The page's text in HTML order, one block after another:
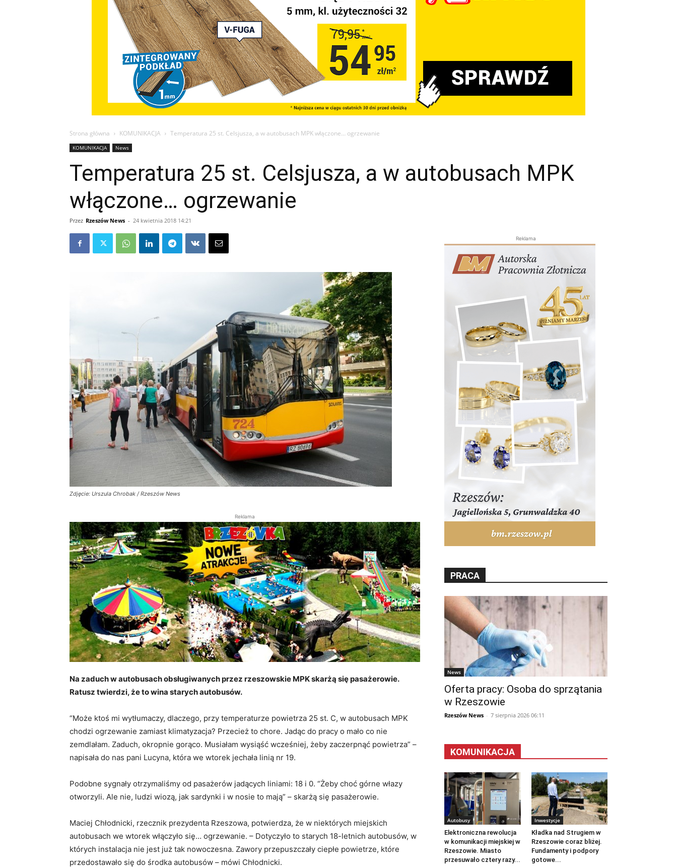
Strona główna KOMUNIKACJA Temperatura 25 st. Celsjusza, a w autobusach MPK włączone… ogrzewanie
KOMUNIKACJA News
Temperatura 25 st. Celsjusza, a w autobusach MPK
włączone… ogrzewanie
Przez Rzeszów News - 24 kwietnia 2018 14:21
Zdjęcie: Urszula Chrobak / Rzeszów News
Reklama
Na zaduch w autobusach obsługiwanych przez rzeszowskie MPK skarżą się pasażerowie.
Ratusz twierdzi, że to wina starych autobusów.
“Może ktoś mi wytłumaczy, dlaczego, przy temperaturze powietrza 25 st. C, w autobusach MPK
chodzi ogrzewanie zamiast klimatyzacja? Przecież to chore. Jadąc do pracy o mało co nie
zemdlałam. Zaduch, okropnie gorąco. Musiałam wysiąść wcześniej, żeby zaczerpnąć powietrza” –
napisała do nas pani Lucyna, która we wtorek jechała linią nr 19.
Podobne sygnały otrzymaliśmy od pasażerów jadących liniami: 18 i 0. “Żeby choć górne włazy
otworzyli. Ale nie, ludzi wiozą, jak sardynki i w nosie to mają” – skarżą się pasażerowie.
Maciej Chłodnicki, rzecznik prezydenta Rzeszowa, potwierdza, że w niektórych miejskich
autobusach we wtorek włączyło się… ogrzewanie. – Dotyczyło to starych 18-letnich autobusów, w
których instalacja nie jest już tak nowoczesna. Zawory przepuszczały ciepłe powietrze, które
przedostawało się do środka autobusów – mówi Chłodnicki.
Reklama
PRACA
News
Oferta pracy: Osoba do sprzątania
w Rzeszowie
Rzeszów News - 7 sierpnia 2026 06:11
KOMUNIKACJA
Autobusy
Elektroniczna rewolucja
w komunikacji miejskiej w
Rzeszowie. Miasto
przesuwało cztery razy...
Inwestycje
Kładka nad Strugiem w
Rzeszowie coraz bliżej.
Fundamenty i podpory
gotowe...